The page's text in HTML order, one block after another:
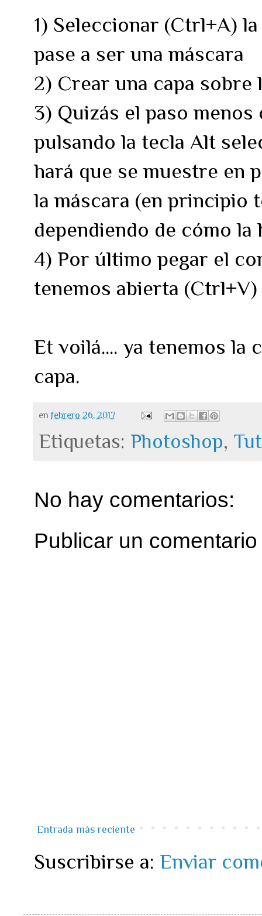
1) Seleccionar (Ctrl+A)
pase a ser una máscara
2) Crear una capa sobre
3) Quizás el paso
pulsando la tecla Alt
hará que se muestre en
la máscara (en principio
dependiendo de cómo la
4) Por último pegar el
tenemos abierta (Ctrl+V)
Et voilá.... ya tenemos la
capa.
en febrero 26, 2017
Etiquetas: Photoshop,
No hay comentarios:
Publicar un comentario
Entrada más reciente
Suscribirse a: Enviar